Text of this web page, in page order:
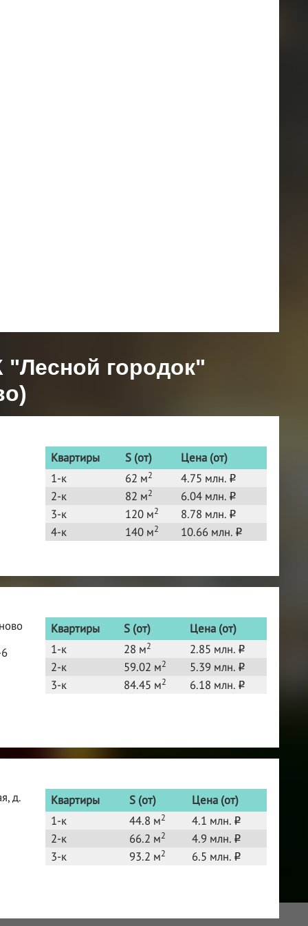
городок"
Квартиры S (от)
Цена (от)
1-к
62 м2 4.75 млн. o
2-к 82 м2 6.04 млн. o
3-к 120 м2 8.78 млн. o
4-к 140 м2 10.66 млн. o
Квартиры S (от)
Цена (от)
1-к
28 м2 2.85 млн. o
2-к 59.02 м2 5.39 млн. o
3-к 84.45 м2 6.18 млн. o
д. Квартиры S (от)
Цена (от)
1-к
44.8 м2 4.1 млн. o
2-к 66.2 м2 4.9 млн. o
3-к 93.2 м2 6.5 млн. o